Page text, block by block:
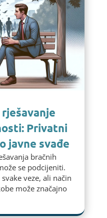
Privatni
javne svađe
bračnih
se podcijeniti.
veze, ali način
može značajno